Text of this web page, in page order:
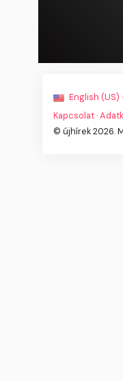
English (US)
Kapcsolat ·
© újhírek 2026.